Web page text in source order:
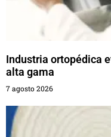
Industria ortopédica
alta gama
7 agosto 2026